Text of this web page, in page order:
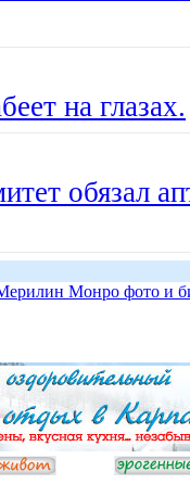
на глазах.
обязал
Монро фото и